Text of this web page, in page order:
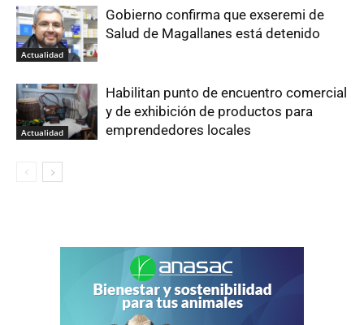
Actualidad
Gobierno confirma que exseremi de
Salud de Magallanes está detenido
Actualidad
Habilitan punto de encuentro comercial
y de exhibición de productos para
emprendedores locales